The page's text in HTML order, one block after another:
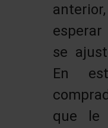
se
En
que le